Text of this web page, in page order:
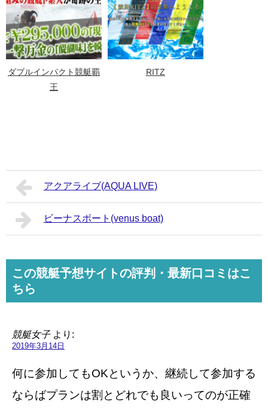
ダブルインパクト競艇覇
王
RITZ
アクアライブ(AQUA LIVE)
ビーナスボート(venus boat)
この競艇予想サイトの評判・最新口コミはこ
ちら
競艇女子 より:
2019年3月14日
何に参加してもOKというか、継続して参加する
ならばプランは割とどれでも良いってのが正確